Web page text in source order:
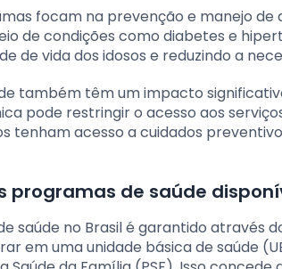
focam na prevenção e manejo
de condições como diabetes e
de vida dos idosos e reduzindo a
também têm um impacto
pode restringir o acesso aos
tenham acesso a cuidados
programas de saúde
saúde no Brasil é garantido através
em uma unidade básica de saúde